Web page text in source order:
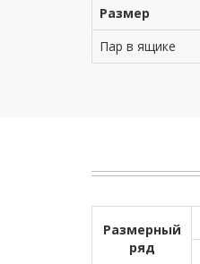
Размер
Пар в ящике
Размерный
ряд